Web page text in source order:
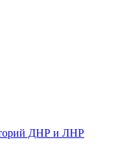
ДНР и ЛНР